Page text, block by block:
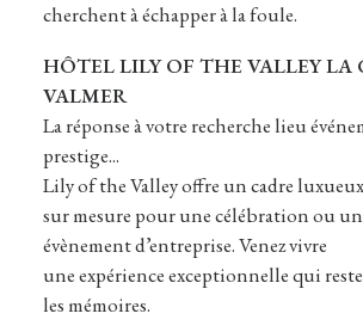
cherchent à échapper à la foule.
HÔTEL LILY OF THE VALLEY LA
VALMER
La réponse à votre recherche lieu
prestige...
Lily of the Valley offre un cadre
sur mesure pour une célébration ou un
évènement d’entreprise. Venez vivre
une expérience exceptionnelle qui
les mémoires.